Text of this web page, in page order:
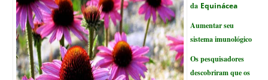
da Equinácea
Aumentar seu
sistema imunológico
Os pesquisadores
descobriram que os